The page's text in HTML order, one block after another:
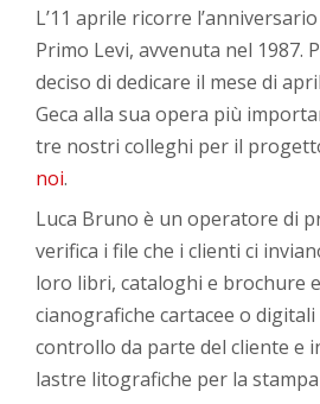
L’11 aprile ricorre
Primo Levi, avvenuta nel 1987.
deciso di dedicare il mese di
Geca alla sua opera più
tre nostri colleghi per il
noi.
Luca Bruno è un operatore di
verifica i file che i clienti ci
loro libri, cataloghi e brochure
cianografiche cartacee o
controllo da parte del cliente e
lastre litografiche per la